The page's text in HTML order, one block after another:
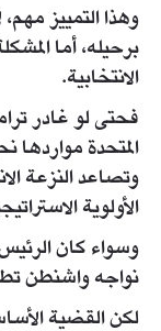
وهذا التمييز
برحيله، أما
الانتخابية.
فحتى لو غادر
المتحدة مواردها
وتصاعد النزعة
الأولوية
وسواء كان
نواجه واشنطن
لكن القضية